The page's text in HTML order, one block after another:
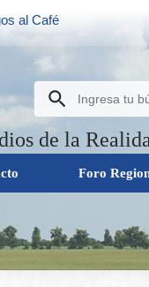
al Café
de la
Foro